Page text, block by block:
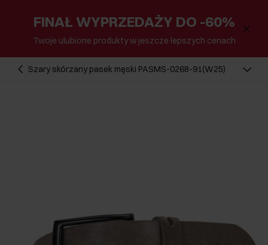
FINAŁ WYPRZEDAŻY DO -60%
Twoje ulubione produkty w jeszcze lepszych cenach
Szary skórzany pasek męski PASMS-0268-91(W25)